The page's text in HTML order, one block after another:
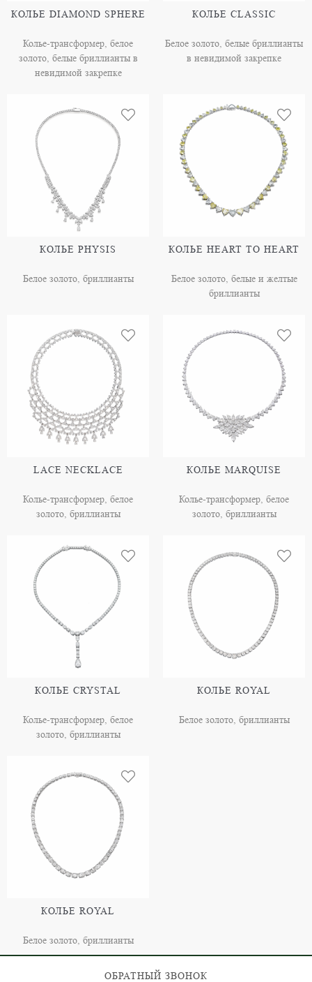
КОЛЬЕ DIAMOND SPHERE
Колье-трансформер, белое
золото, белые бриллианты в
невидимой закрепке
КОЛЬЕ CLASSIC
Белое золото, белые бриллианты
в невидимой закрепке
КОЛЬЕ PHYSIS
Белое золото, бриллианты
КОЛЬЕ HEART TO HEART
Белое золото, белые и желтые
бриллианты
LACE NECKLACE
Колье-трансформер, белое
золото, бриллианты
КОЛЬЕ MARQUISE
Колье-трансформер, белое
золото, бриллианты
КОЛЬЕ CRYSTAL
Колье-трансформер, белое
золото, бриллианты
КОЛЬЕ ROYAL
Белое золото, бриллианты
КОЛЬЕ ROYAL
Белое золото, бриллианты
ОБРАТНЫЙ ЗВОНОК